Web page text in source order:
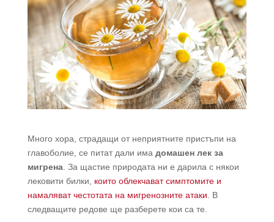
Много хора, страдащи от неприятните пристъпи на
главоболие, се питат дали има домашен лек за
мигрена. За щастие природата ни е дарила с някои
лековити билки, които облекчават симптомите и
намаляват честотата на мигренозните атаки . В
следващите редове ще разберете кои са те.